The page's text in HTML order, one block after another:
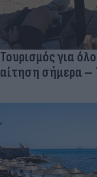
Τουρισμός για
αίτηση σήμερα –